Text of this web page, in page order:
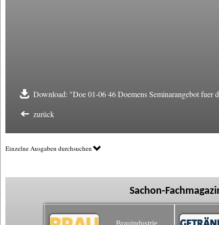
Download: "Doe 01-06 46 Doemens Seminarangebot fuer
zurück
Einzelne Ausgaben durchsuchen
Sachon-
Brauindustrie